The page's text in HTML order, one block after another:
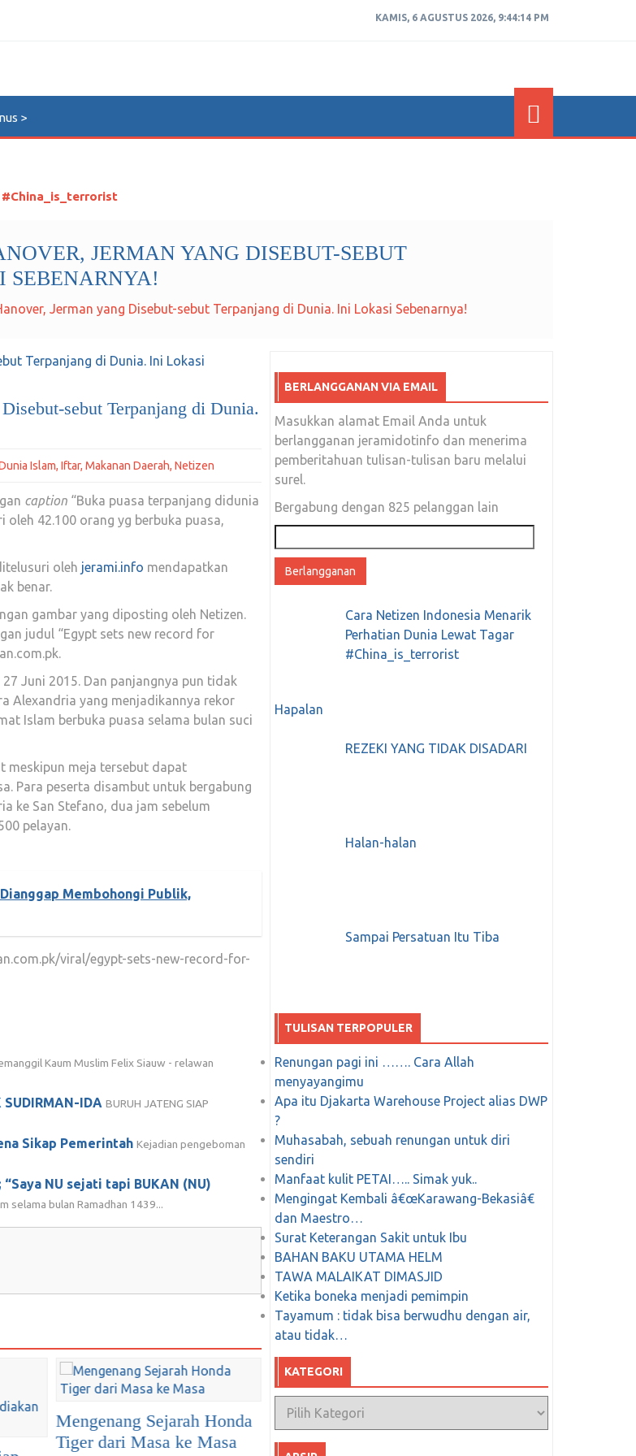
KAMIS, 6 AGUSTUS 2026, 9:44:14 PM
>
JERMAN YANG DISEBUT-SEBUT
SEBENARNYA!
Jerman yang Disebut-sebut Terpanjang di Dunia. Ini Lokasi Sebenarnya!
sebut Terpanjang di Dunia.
Islam, Iftar, Makanan Daerah, Netizen
caption “Buka puasa terpanjang didunia
oleh 42.100 orang yg berbuka puasa,
oleh jerami.info mendapatkan
benar.
gambar yang diposting oleh Netizen.
judul “Egypt sets new record for
Juni 2015. Dan panjangnya pun tidak
Alexandria yang menjadikannya rekor
Islam berbuka puasa selama bulan suci
meskipun meja tersebut dapat
Para peserta disambut untuk bergabung
ke San Stefano, dua jam sebelum
pelayan.
Membohongi Publik,
viral/egypt-sets-new-record-for-
Kaum Muslim Felix Siauw - relawan
SUDIRMAN-IDA BURUH JATENG SIAP
Sikap Pemerintah Kejadian pengeboman
NU sejati tapi BUKAN (NU)
selama bulan Ramadhan 1439...
PRABOWO PASTI
Jian
BERLANGGANAN VIA EMAIL
Masukkan alamat Email Anda untuk
berlangganan jeramidotinfo dan menerima
pemberitahuan tulisan-tulisan baru melalui
surel.
Bergabung dengan 825 pelanggan lain
email
Cara Netizen Indonesia Menarik
Perhatian Dunia Lewat Tagar
#China_is_terrorist
Hapalan
REZEKI YANG TIDAK DISADARI
Halan-halan
Sampai Persatuan Itu Tiba
TULISAN TERPOPULER
Renungan pagi ini ……. Cara Allah
menyayangimu
Apa itu Djakarta Warehouse Project alias DWP
?
Muhasabah, sebuah renungan untuk diri
sendiri
Manfaat kulit PETAI….. Simak yuk..
Mengingat Kembali â€œKarawang-Bekasiâ€
dan Maestro…
Surat Keterangan Sakit untuk Ibu
BAHAN BAKU UTAMA HELM
TAWA MALAIKAT DIMASJID
Ketika boneka menjadi pemimpin
Tayamum : tidak bisa berwudhu dengan air,
atau tidak…
KATEGORI
Kategori